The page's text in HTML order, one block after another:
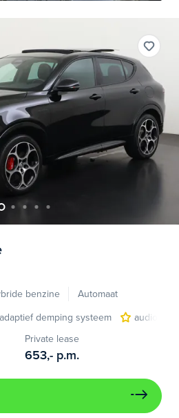
benzine
Automaat
adaptief demping systeem
audio
Private lease
653,- p.m.